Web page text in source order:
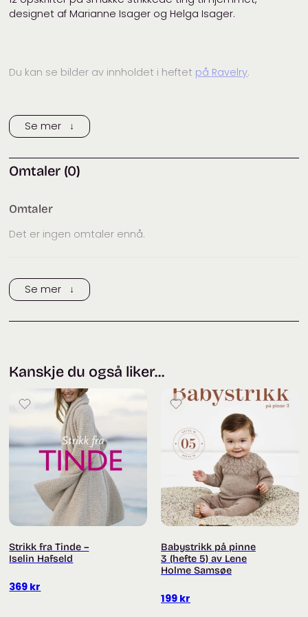
designet af Marianne Isager og Helga Isager.
Du kan se bilder av innholdet i heftet på Ravelry.
Rettelser i boken finner du
Se mer ↓
Omtaler (0)
Omtaler
Det er ingen omtaler ennå.
Trykk her for å legge til en omtale
Se mer ↓
Kanskje du også liker...
Strikk fra Tinde –
Iselin Hafseld
369 kr
Babystrikk på pinne
3 (hefte 5) av Lene
Holme Samsøe
199 kr